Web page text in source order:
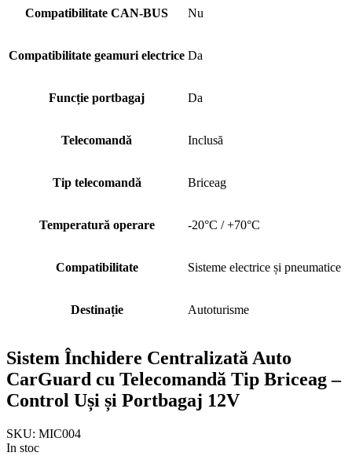
Compatibilitate CAN-BUS Nu
Compatibilitate geamuri electrice Da
Funcție portbagaj Da
Telecomandă Inclusă
Tip telecomandă Briceag
Temperatură operare -20°C / +70°C
Compatibilitate Sisteme electrice și pneumatice
Destinație Autoturisme
Sistem Închidere Centralizată Auto
CarGuard cu Telecomandă Tip Briceag –
Control Uși și Portbagaj 12V
SKU: MIC004
In stoc